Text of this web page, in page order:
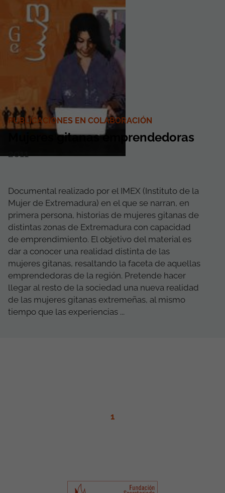
PUBLICACIONES EN COLABORACIÓN
Mujeres gitanas emprendedoras
2011
Documental realizado por el IMEX (Instituto de la
Mujer de Extremadura) en el que se narran, en
primera persona, historias de mujeres gitanas de
distintas zonas de Extremadura con capacidad
de emprendimiento. El objetivo del material es
dar a conocer una realidad distinta de las
mujeres gitanas, resaltando la faceta de aquellas
emprendedoras de la región. Pretende hacer
llegar al resto de la sociedad una nueva realidad
de las mujeres gitanas extremeñas, al mismo
tiempo que las experiencias ...
1